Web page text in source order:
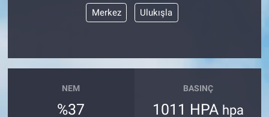
Merkez Ulukışla
NEM
%37
BASINÇ
1011 HPA hpa